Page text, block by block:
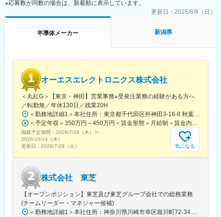
す。また、年2回の帰省旅費往復分全額負担しています。
多くの未経験の方がエンジニアとして活躍しています！飲食店・
■充実したフォロー体制※当社の強みはココ！
受入教育や定期面談を行う「クライアントリーダー」、経験20年
以上を有している技術面のスペシャリスト「シニアエキスパー
ト」、クライアントとやり取りをしている「営業担当」がエンジ
ニアに対して月1回の面談を行うような体制になっています。配属
された後、ご不安なことや技術面での相談、今後のキャリアに関
して柔軟に話ができる環境を整えています。
■モデル年収
・350万円/入社 2年目 月額23万円＋残業＋賞与
賞与
・860万円/入社15年目 ゼネラルマネージャー 月額62万円＋残
業＋賞与
■長期就業可能な環境：
資格手当があり、技術・語学系全138種の資格手当で年間最大で
※応募数が同数の場合は、新着順に表示しています。
更新日： 2026/8/9（日）
半導体メーカー 新潟県
オーエスエレクトロニクス株式会社
＜丸紅G＞【東京・神田】営業事務※受発注業務の経験がある方へ
／転勤無／年休130日／残業20H
＜勤務地詳細1＞本社住所：東京都千代田区外神田3-16-8 秋葉原三和東洋ビル5F勤務地最寄駅：東京メトロ銀座線／末広町駅受動喫煙対策：屋内全面禁煙＜勤務地詳細2＞本社住所：東京都千代田区外神田3-16-8 秋葉原三和東洋ビル5F勤務地最寄駅：東京メトロ銀座線／末広町駅受動喫煙対策：屋内全面禁煙変更の範囲：会社の定める事業所（リモートワーク含む）
＜予定年収＞350万円～450万円＜賃金形態＞月給制＜賃金内訳＞月額（基本給）：184,000円～220,000円その他固定手当/月：22,000円～50,000円＜月給＞206,000円～270,000円＜昇給有無＞有＜残業手当＞有＜給与補足＞■賞与：年2回（前年度実績：3.6ヵ月）■年収はご年齢・経験により決定します。上記初年度賞与は寸志での計算となる場合があります。賃金はあくまでも目安の金額であり、選考を通じて上下する可能性があります。月給(月額)は固定手当を含めた表記です。
掲載予定期間： 2026/7/16（木） 〜
2026/10/14（水）
更新日： 2026/7/28（火） 気になる
株式会社 東芝
【オープンポジション】東芝及び東芝グループ会社での総務業務
(チームリーダー・マネジャー候補)
＜勤務地詳細1＞本社住所：神奈川県川崎市幸区堀川町72-34 ラゾーナ川崎東芝ビル勤務地最寄駅：JR線／川崎駅受動喫煙対策：屋内喫煙可能場所あり＜勤務地詳細2＞府中事業所住所：東京都府中市東芝町1 勤務地最寄駅：JR武蔵野線／北府中駅受動喫煙対策：敷地内喫煙可能場所あり＜勤務地詳細3＞浜川崎工場住所：神奈川県川崎市川崎区浮島町2-1 勤務地最寄駅：京急大師線／小島新田駅受動喫煙対策：敷地内全面禁煙変更の範囲：会社の定める事業所